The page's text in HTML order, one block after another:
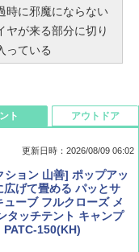
時に邪魔にならない
ヤが来る部分に切り
っている
年 9 月号【特別付録:
布 ランダム2種】
・ウォーズ
ト
更新日時：2026/08/09 06:02
ション 山善] ポップアッ
げて畳める パッとサ
ーブ フルクローズ メ
タッチテント キャンプ
150(KH)
アウトドア